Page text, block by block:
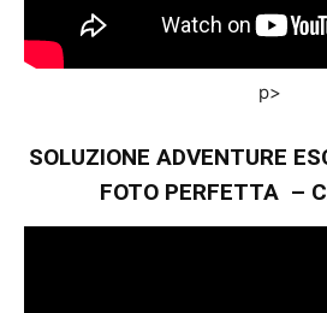
p>
SOLUZIONE ADVENTURE
FOTO PERFETTA –